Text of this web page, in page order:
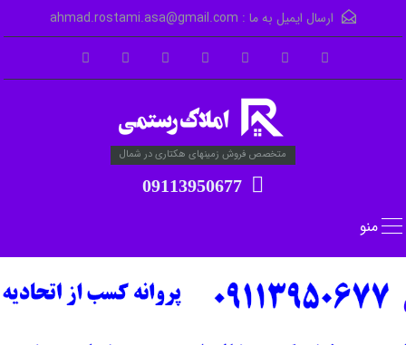
ارسال ایمیل به ما : ahmad.rostami.asa@gmail.com
متخصص فروش زمینهای هکتاری در شمال
09113950677
منو